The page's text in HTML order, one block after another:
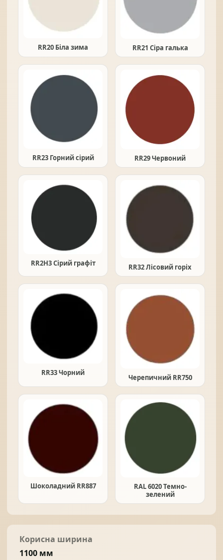
RR20 Біла зима RR21 Сіра галька
RR23 Горний сірий RR29 Червоний
RR2H3 Сірий графіт RR32 Лісовий горіх
RR33 Чорний
Черепичний RR750
Шоколадний RR887
RAL 6020 Темно-
зелений
Корисна ширина
1100 мм